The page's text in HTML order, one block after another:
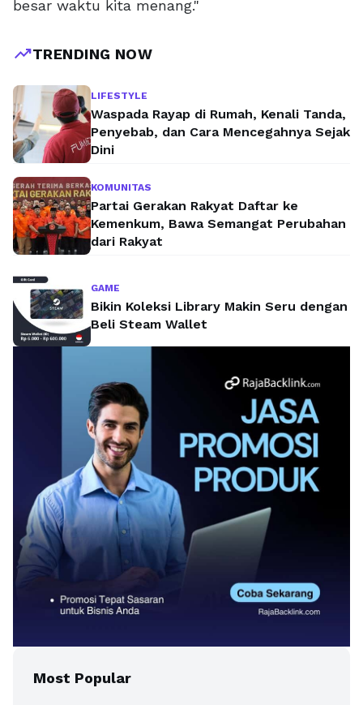
besar waktu kita menang."
trending_upTRENDING NOW
LIFESTYLE
Waspada Rayap di Rumah, Kenali Tanda,
Penyebab, dan Cara Mencegahnya Sejak
Dini
KOMUNITAS
Partai Gerakan Rakyat Daftar ke
Kemenkum, Bawa Semangat Perubahan
dari Rakyat
GAME
Bikin Koleksi Library Makin Seru dengan
Beli Steam Wallet
Most Popular